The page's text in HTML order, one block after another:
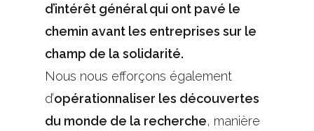
d’intérêt général qui ont pavé le
chemin avant les entreprises sur le
champ de la solidarité.
Nous nous efforçons également
d’opérationnaliser les découvertes
du monde de la recherche, manière